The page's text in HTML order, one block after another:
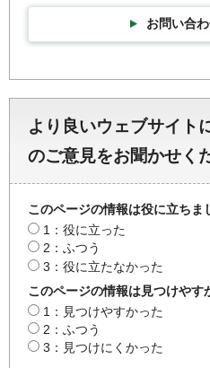
お問い合
より良いウェブサイト
のご意見をお聞かせく
このページの情報は役に立ちま
1：役に立った
2：ふつう
3：役に立たなかった
このページの情報は見つけやす
1：見つけやすかった
2：ふつう
3：見つけにくかった